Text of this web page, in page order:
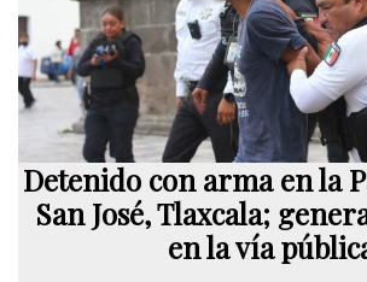
Detenido con arma en la
San José, Tlaxcala;
en la vía